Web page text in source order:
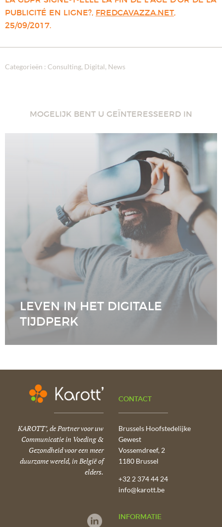
PUBLICITÉ EN LIGNE?, FREDCAVAZZA.NET,
25/09/2017.
Categorieën : Consulting Digital News
MOGELIJK BENT U GEÏNTERESSEERD IN
LEVEN IN HET DIGITALE
TIJDPERK
KAROTT’, de Partner voor uw
Communicatie in Voeding &
Gezondheid voor een meer
duurzame wereld, in België of
elders.
CONTACT
Brussels Hoofstedelijke
Gewest
Vossemdreef, 2
1180 Brussel
+32 2 374 44 24
info@karott.be
INFORMATIE